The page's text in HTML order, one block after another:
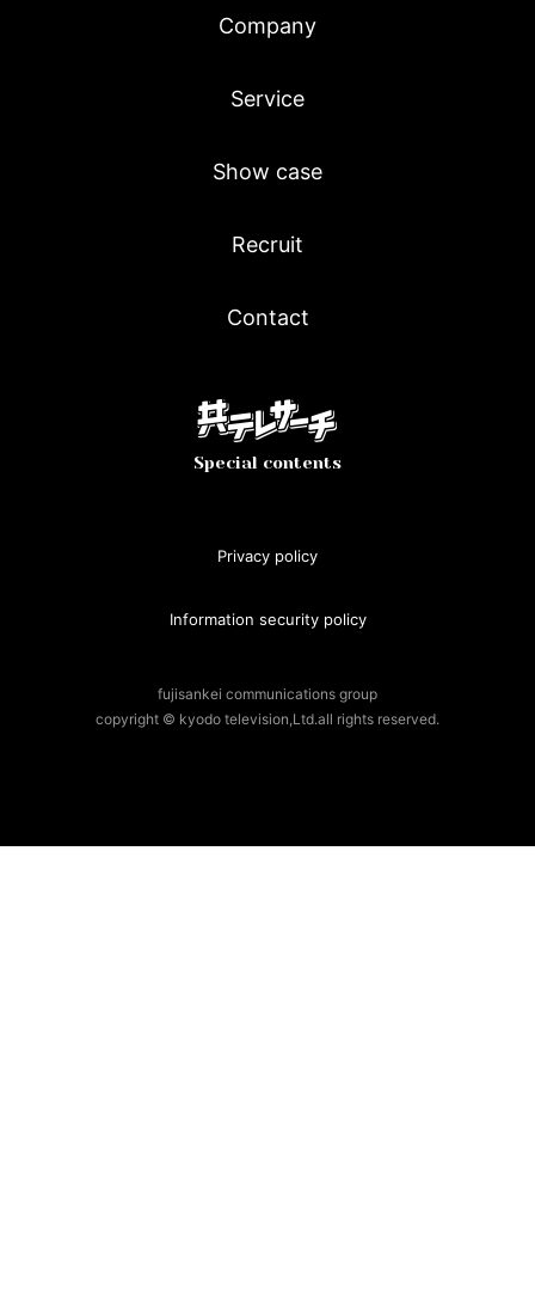
Company
Service
Show case
Recruit
Contact
Special contents
Privacy policy
Information security policy
fujisankei communications group
copyright © kyodo television,Ltd.all rights reserved.